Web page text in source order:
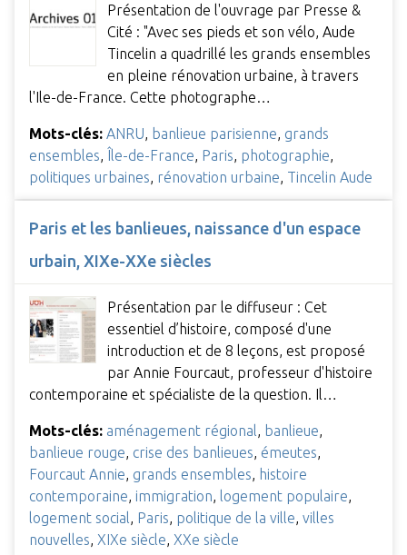
Présentation de l'ouvrage par Presse &
Cité : "Avec ses pieds et son vélo, Aude
Tincelin a quadrillé les grands ensembles
en pleine rénovation urbaine, à travers
l'Ile-de-France. Cette photographe…
Mots-clés: ANRU, banlieue parisienne, grands
ensembles, Île-de-France, Paris, photographie,
politiques urbaines, rénovation urbaine, Tincelin Aude
Paris et les banlieues, naissance d'un espace
urbain, XIXe-XXe siècles
Présentation par le diffuseur : Cet
essentiel d’histoire, composé d'une
introduction et de 8 leçons, est proposé
par Annie Fourcaut, professeur d'histoire
contemporaine et spécialiste de la question. Il…
Mots-clés: aménagement régional, banlieue,
banlieue rouge, crise des banlieues, émeutes,
Fourcaut Annie, grands ensembles, histoire
contemporaine, immigration, logement populaire,
logement social, Paris, politique de la ville, villes
nouvelles, XIXe siècle, XXe siècle